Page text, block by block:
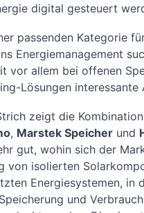
digital gesteuert
passenden Kategorie
Energiemanagement
vor allem bei offenen
Lösungen interessante
zeigt die
, Marstek Speicher und
gut, wohin sich der
von isolierten
Energiesystemen, in
und Verbrauch